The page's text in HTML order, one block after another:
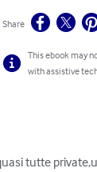
Share
This ebook may
with assistive
tutte